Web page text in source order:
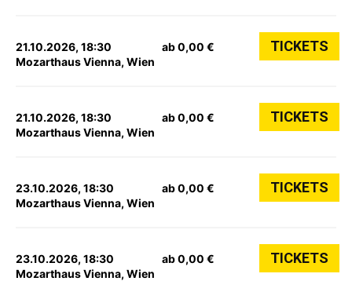
21.10.2026, 18:30
Mozarthaus Vienna, Wien
ab 0,00 € TICKETS
21.10.2026, 18:30
Mozarthaus Vienna, Wien
ab 0,00 € TICKETS
23.10.2026, 18:30
Mozarthaus Vienna, Wien
ab 0,00 € TICKETS
23.10.2026, 18:30
Mozarthaus Vienna, Wien
ab 0,00 € TICKETS